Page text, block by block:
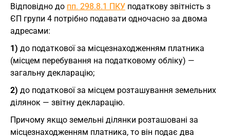
Відповідно до пп. 298.8.1 ПКУ податкову звітність з
ЄП групи 4 потрібно подавати одночасно за двома
адресами:
1) до податкової за місцезнаходженням платника
(місцем перебування на податковому обліку) —
загальну декларацію;
2) до податкової за місцем розташування земельних
ділянок — звітну декларацію.
Причому якщо земельні ділянки розташовані за
місцезнаходженням платника, то він подає два